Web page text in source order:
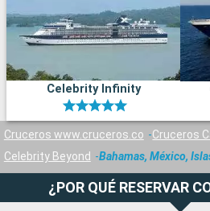
Celebrity Infinity
Cruceros www.cruceros.co Cruceros
Celebrity Beyond
Bahamas, México,
¿POR QUÉ RESERVAR